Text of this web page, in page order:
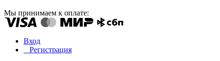
Мы принимаем к оплате:
Вход
Регистрация